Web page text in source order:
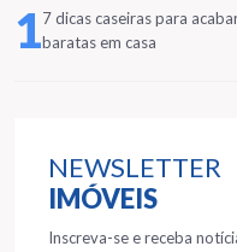
17 dicas caseiras para
baratas em casa
NEWSLETTER
IMÓVEIS
Inscreva-se e receba